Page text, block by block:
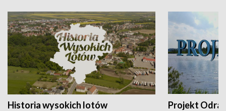
Historia wysokich lotów Projekt Odra